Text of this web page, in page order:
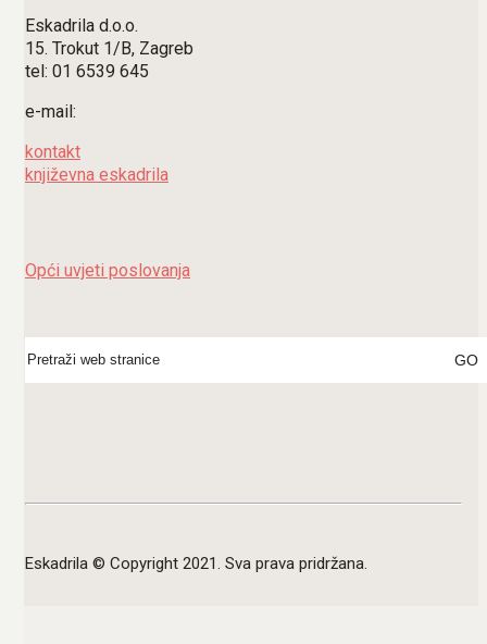
Eskadrila d.o.o.
15. Trokut 1/B, Zagreb
tel: 01 6539 645
e-mail:
kontakt
književna eskadrila
Opći uvjeti poslovanja
for:
Eskadrila © Copyright 2021. Sva prava pridržana.